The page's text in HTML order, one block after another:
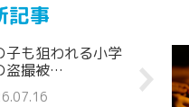
記事
子も狙われる小学
盗撮被…